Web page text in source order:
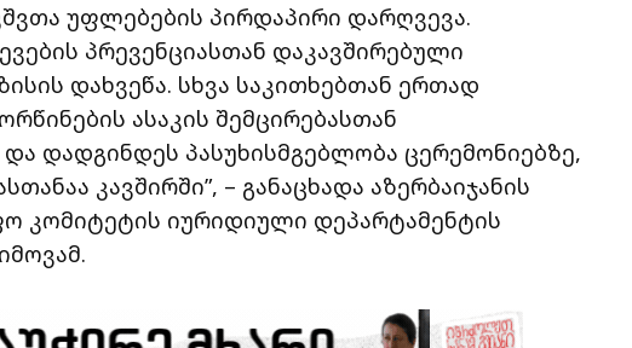
უფლებების პირდაპირი დარღვევა.
პრევენციასთან დაკავშირებული
დახვეწა. სხვა საკითხებთან ერთად
ასაკის შემცირებასთან
დადგინდეს პასუხისმგებლობა ცერემონიებზე,
კავშირში”, – განაცხადა აზერბაიჯანის
კომიტეტის იურიდიული დეპარტამენტის